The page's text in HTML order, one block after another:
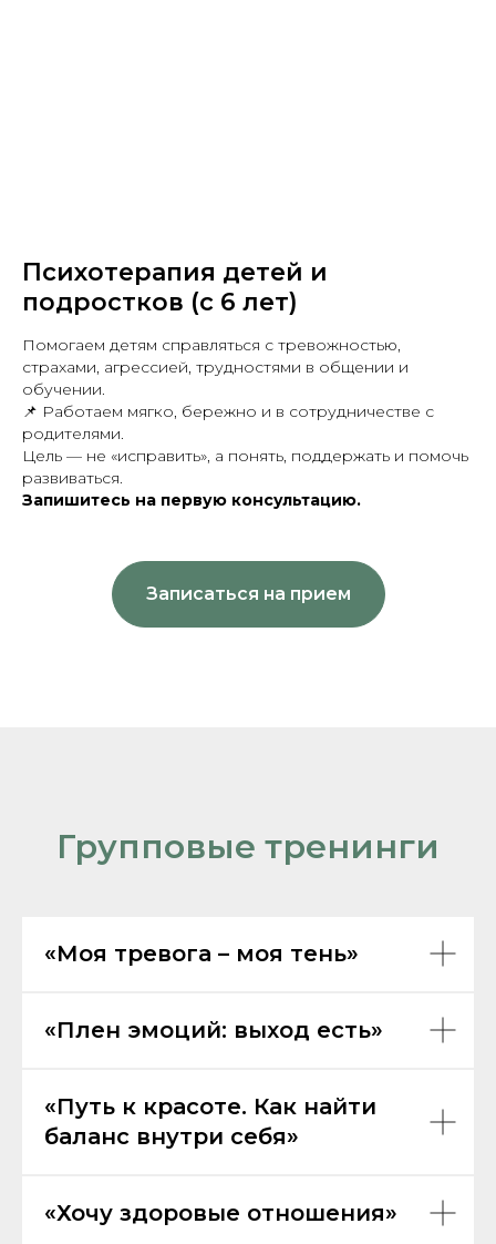
Психотерапия детей и
подростков (с 6 лет)
Помогаем детям справляться с тревожностью,
страхами, агрессией, трудностями в общении и
обучении.
📌 Работаем мягко, бережно и в сотрудничестве с
родителями.
Цель — не «исправить», а понять, поддержать и помочь
развиваться.
Запишитесь на первую консультацию.
Записаться на прием
Групповые тренинги
«Моя тревога – моя тень»
«Плен эмоций: выход есть»
«Путь к красоте. Как найти
баланс внутри себя»
«Хочу здоровые отношения»